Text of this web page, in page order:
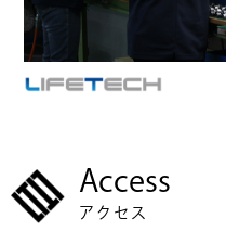
Access
アクセス